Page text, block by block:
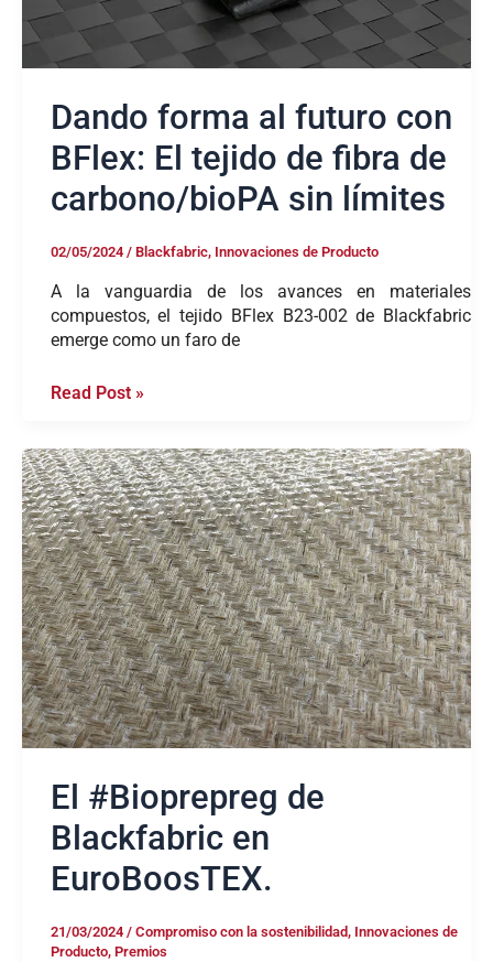
Dando forma al futuro con
BFlex: El tejido de fibra de
carbono/bioPA sin límites
02/05/2024 / Blackfabric, Innovaciones de Producto
A la vanguardia de los avances en materiales
compuestos, el tejido BFlex B23-002 de Blackfabric
emerge como un faro de
de
carbono/bioPA
sin
Read Post »
El #Bioprepreg de
Blackfabric en
EuroBoosTEX.
21/03/2024 / Compromiso con la sostenibilidad, Innovaciones de
Producto, Premios
El
#Bioprepreg
de
Blackfabric
en
EuroBoosTEX.